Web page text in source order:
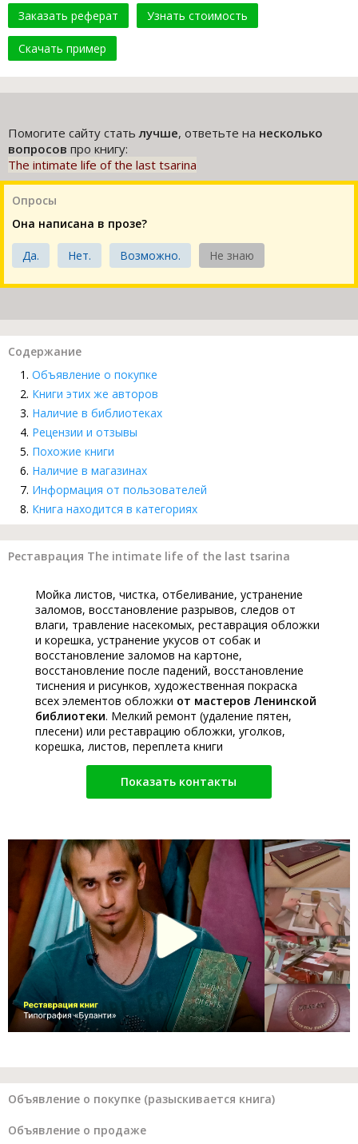
Заказать реферат Узнать стоимость
Скачать пример
Помогите сайту статьлучше, ответьте на несколько
вопросов про книгу:
The intimate life of the last tsarina
Опросы
Она написана в прозе?
Да. Нет. Возможно. Не знаю
Содержание
Объявление о покупке
Книги этих же авторов
Наличие в библиотеках
Рецензии и отзывы
Похожие книги
Наличие в магазинах
Информация от пользователей
Книга находится в категориях
Реставрация The intimate life of the last tsarina
Мойка листов, чистка, отбеливание, устранение
заломов, восстановление разрывов, следов от
влаги, травление насекомых, реставрация обложки
и корешка, устранение укусов от собак и
восстановление заломов на картоне,
восстановление после падений, восстановление
тиснения и рисунков, художественная покраска
всех элементов обложки от мастеров Ленинской
библиотеки. Мелкий ремонт (удаление пятен,
плесени) или реставрацию обложки, уголков,
корешка, листов, переплета книги
Показать контакты
Объявление о покупке (разыскивается книга)
Объявление о продаже